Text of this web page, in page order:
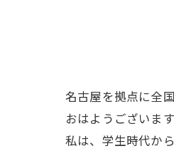
名古屋を拠点に全
おはようございます
私は、学生時代か